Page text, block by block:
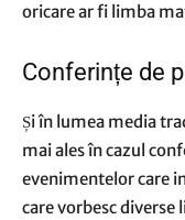
oricare ar fi limba
Conferințe de
Și în lumea media
mai ales în cazul
evenimentelor care
care vorbesc diverse